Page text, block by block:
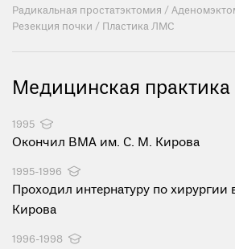
Радикальная простатэктомия /
Резекция почки / Пластика ЛМС
Медицинская практика
1995
Окончил ВМА им. С. М. Кирова
1995-1996
Проходил интернатуру по
Кирова
1996-1998